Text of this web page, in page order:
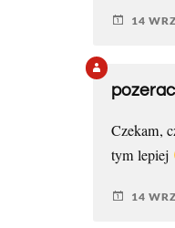
14
Czekam,
tym lepiej
14